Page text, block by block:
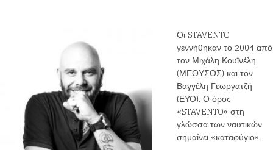
Οι STAVENTO
γεννήθηκαν το 2004 από
τον Μιχάλη Κουϊνέλη
(ΜΕΘΥΣΟΣ) και τον
Βαγγέλη Γεωργατζή
(ΕΥΟ). Ο όρος
«STAVENTO» στη
γλώσσα των ναυτικών
σημαίνει «καταφύγιο».